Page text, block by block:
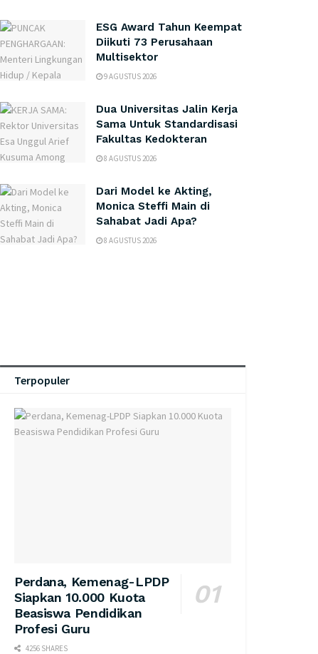
ESG Award Tahun Keempat
Diikuti 73 Perusahaan
Multisektor
9 AGUSTUS 2026
Dua Universitas Jalin Kerja
Sama Untuk Standardisasi
Fakultas Kedokteran
8 AGUSTUS 2026
Dari Model ke Akting,
Monica Steffi Main di
Sahabat Jadi Apa?
8 AGUSTUS 2026
Terpopuler
Perdana, Kemenag-LPDP
Siapkan 10.000 Kuota
Beasiswa Pendidikan
Profesi Guru
4256 SHARES